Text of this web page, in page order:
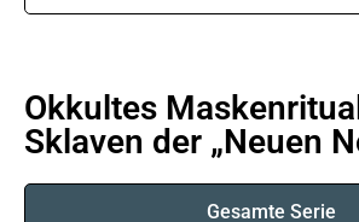
Okkultes
Sklaven der „Neuen
Gesamte Serie